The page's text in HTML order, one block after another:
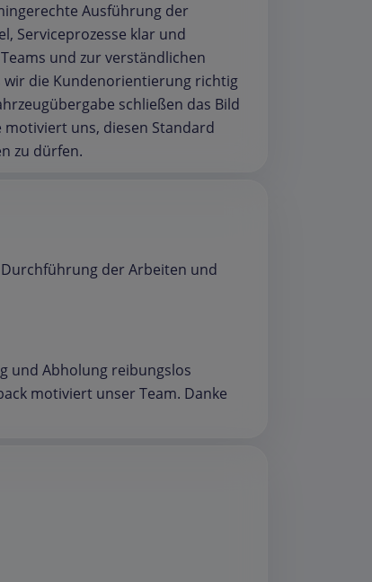
Ausführung der
Serviceprozesse klar und
und zur verständlichen
wir die Kundenorientierung richtig
schließen das Bild
uns, diesen Standard
zu dürfen.
der Arbeiten und
und Abholung reibungslos
motiviert unser Team. Danke